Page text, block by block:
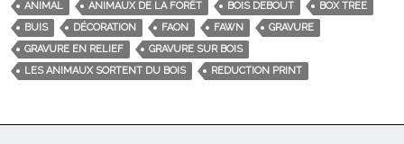
ANIMAL ANIMAUX DE LA FORÊT BOIS DEBOUT
BOX TREE
BUIS
DÉCORATION FAON FAWN
GRAVURE
GRAVURE EN RELIEF
GRAVURE SUR BOIS
LES ANIMAUX SORTENT DU BOIS
REDUCTION PRINT